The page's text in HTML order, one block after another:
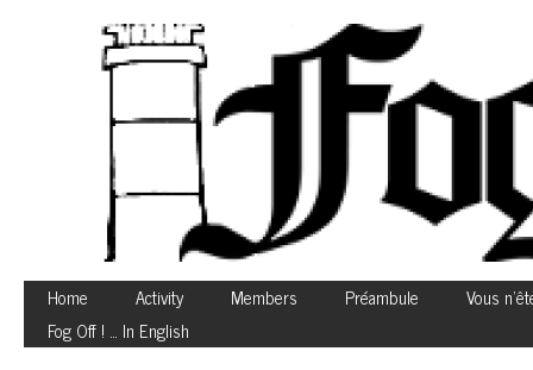
Home Activity Members Préambule
Vous
Fog Off ! … In English